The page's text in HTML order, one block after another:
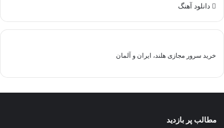
دانلود آهنگ
خرید سرور مجازی هلند، ایران و آلمان
مطالب پر بازدید